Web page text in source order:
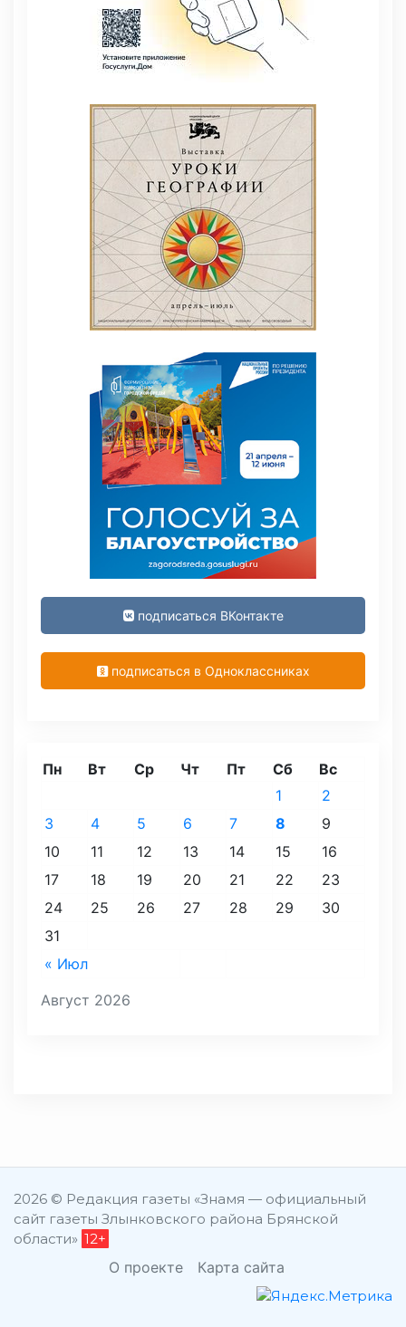
подписаться ВКонтакте
подписаться в Одноклассниках
Август 2026
Пн Вт Ср Чт Пт Сб Вс
« Июл
1
2
3
4 5 6 7 8
9
10
11 12 13 14 15
16
17
18 19 20 21 22
23
24
25 26 27 28 29
30
31
2026 © Редакция газеты «Знамя — официальный
сайт газеты Злынковского района Брянской
области» 12+
О проекте Карта сайта